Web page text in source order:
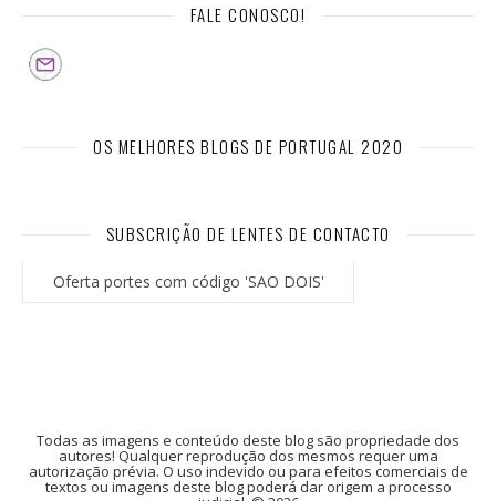
FALE CONOSCO!
OS MELHORES BLOGS DE PORTUGAL 2020
SUBSCRIÇÃO DE LENTES DE CONTACTO
Oferta portes com código 'SAO DOIS'
Todas as imagens e conteúdo deste blog são propriedade dos
autores! Qualquer reprodução dos mesmos requer uma
autorização prévia. O uso indevido ou para efeitos comerciais de
textos ou imagens deste blog poderá dar origem a processo